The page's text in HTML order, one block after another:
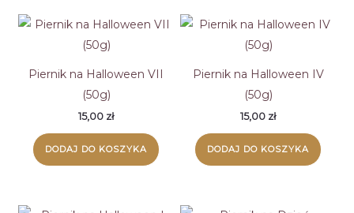
Piernik na Halloween VII
(50g)
15,00 zł
DODAJ DO KOSZYKA
Piernik na Halloween IV
(50g)
15,00 zł
DODAJ DO KOSZYKA